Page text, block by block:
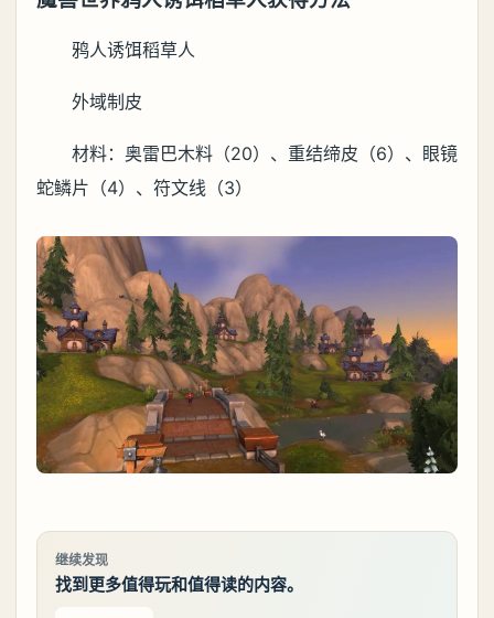
鸦人诱饵稻草人
外域制皮
材料：奥雷巴木料（20）、重结缔皮（6）、眼镜
蛇鳞片（4）、符文线（3）
继续发现
找到更多值得玩和值得读的内容。